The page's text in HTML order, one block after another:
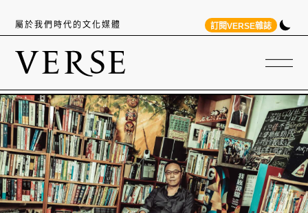
屬於我們時代的文化媒體 訂閱VERSE雜誌